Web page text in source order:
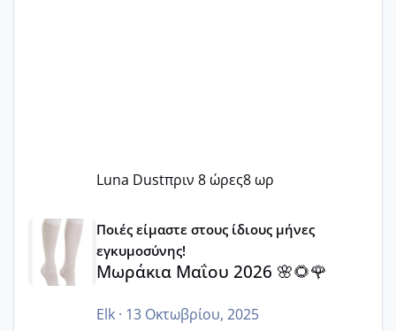
Luna Dustπριν 8 ώρες8 ωρ
Μωράκια Μαΐου 2026 🌸🌻🌹
Ποιές είμαστε στους ίδιους μήνες
εγκυμοσύνης!
Μωράκια Μαΐου 2026 🌸🌻🌹
Elk· 13 Οκτωβρίου, 2025